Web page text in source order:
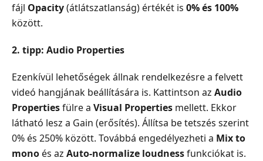
fájl Opacity(átlátszatlanság) értékét is 0% és 100%
között.
2. tipp: Audio Properties
Ezenkívül lehetőségek állnak rendelkezésre a felvett
videó hangjának beállítására is. Kattintson az Audio
Propertiesfülre a Visual Properties mellett. Ekkor
látható lesz a Gain (erősítés). Állítsa be tetszés szerint
0% és 250% között. Továbbá engedélyezheti a Mix to
mono és az Auto-normalize loudnessfunkciókat is.